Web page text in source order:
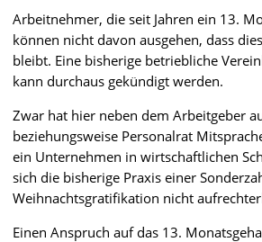
Arbeitnehmer, die seit Jahren ein 13.
können nicht davon ausgehen, dass
bleibt. Eine bisherige betriebliche
kann durchaus gekündigt werden.
Zwar hat hier neben dem Arbeitgeber
beziehungsweise Personalrat
ein Unternehmen in wirtschaftlichen
sich die bisherige Praxis einer
Weihnachtsgratifikation nicht
Einen Anspruch auf das 13.